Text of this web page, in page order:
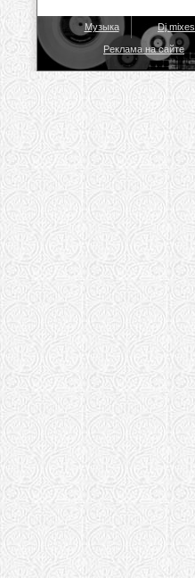
Музыка Dj mixes
Реклама на сайте